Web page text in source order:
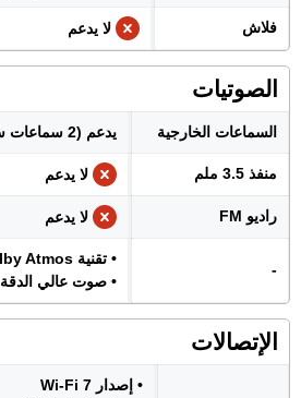
فلاش لا يدعم
الصوتيات
السماعات الخارجية يدعم (2 سماعات ستيريو)
منفذ 3.5 ملم لا يدعم
راديو FM لا يدعم
-
• تقنية Dolby Atmos
• صوت عالي الدقة Hi-Res
الإتصالات
• إصدار Wi-Fi 7